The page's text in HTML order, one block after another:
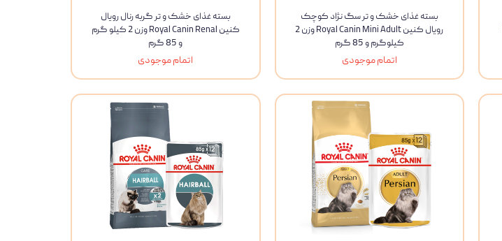
بسته غذای خشک و تر سگ نژاد کوچک
رویال کنین Royal Canin Mini Adult وزن 2
کیلوگرم و 85 گرم
اتمام موجودی
بسته غذای خشک و تر گربه رنال رویال
کنین Royal Canin Renal وزن 2 کیلو گرم
و 85 گرم
اتمام موجودی